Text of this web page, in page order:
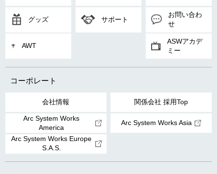
グッズ サポート
お問い合わ
せ
AWT
ASWアカデ
ミー
コーポレート
会社情報 関係会社 採用Top
Arc System Works
America
Arc System Works Asia
Arc System Works Europe
S.A.S.